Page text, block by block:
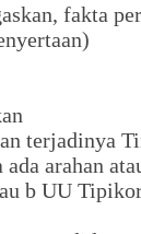
fakta
terjadinya
arahan
b UU